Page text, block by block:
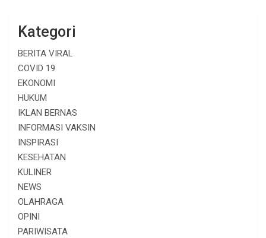
Kategori
BERITA VIRAL
COVID 19
EKONOMI
HUKUM
IKLAN BERNAS
INFORMASI VAKSIN
INSPIRASI
KESEHATAN
KULINER
NEWS
OLAHRAGA
OPINI
PARIWISATA